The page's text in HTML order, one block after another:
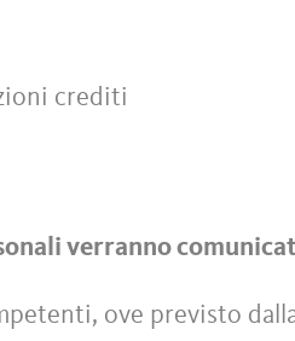
crediti
verranno
ove previsto